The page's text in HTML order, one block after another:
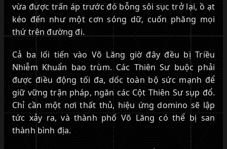
vừa được trấn áp trước đó bỗng sôi sục trở lại, ồ ạt
kéo đến như một cơn sóng dữ, cuốn phăng mọi
thứ trên đường đi.
Cả ba lối tiến vào Võ Lăng giờ đây đều bị Triều
Nhiễm Khuẩn bao trùm. Các Thiên Sư buộc phải
được điều động tối đa, dốc toàn bộ sức mạnh để
giữ vững trận pháp, ngăn các Cột Thiên Sư sụp đổ.
Chỉ cần một nơi thất thủ, hiệu ứng domino sẽ lập
tức xảy ra, và thành phố Võ Lăng có thể bị san
thành bình địa.